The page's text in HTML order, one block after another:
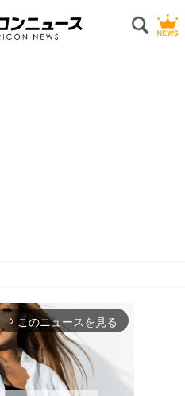
arrow_forward_ios このニュースを見る